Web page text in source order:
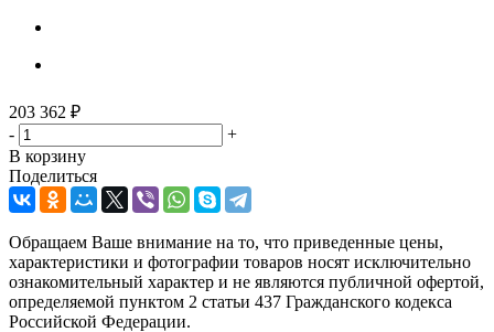
203 362 ₽
-
+
В корзину
Поделиться
Обращаем Ваше внимание на то, что приведенные цены,
характеристики и фотографии товаров носят исключительно
ознакомительный характер и не являются публичной офертой,
определяемой пунктом 2 статьи 437 Гражданского кодекса
Российской Федерации.